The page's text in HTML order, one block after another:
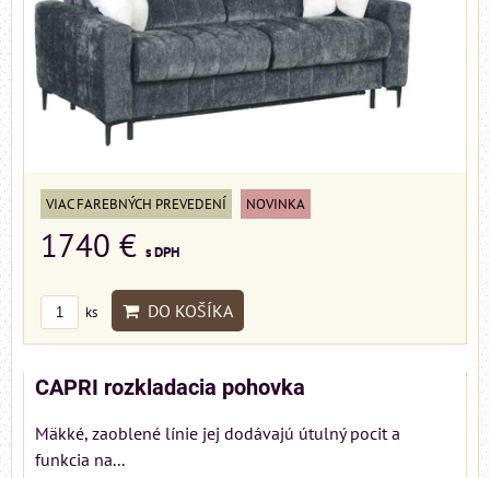
VIAC FAREBNÝCH PREVEDENÍ NOVINKA
1740 € s DPH
ks DO KOŠÍKA
CAPRI rozkladacia pohovka
Mäkké, zaoblené línie jej dodávajú útulný pocit a
funkcia na...